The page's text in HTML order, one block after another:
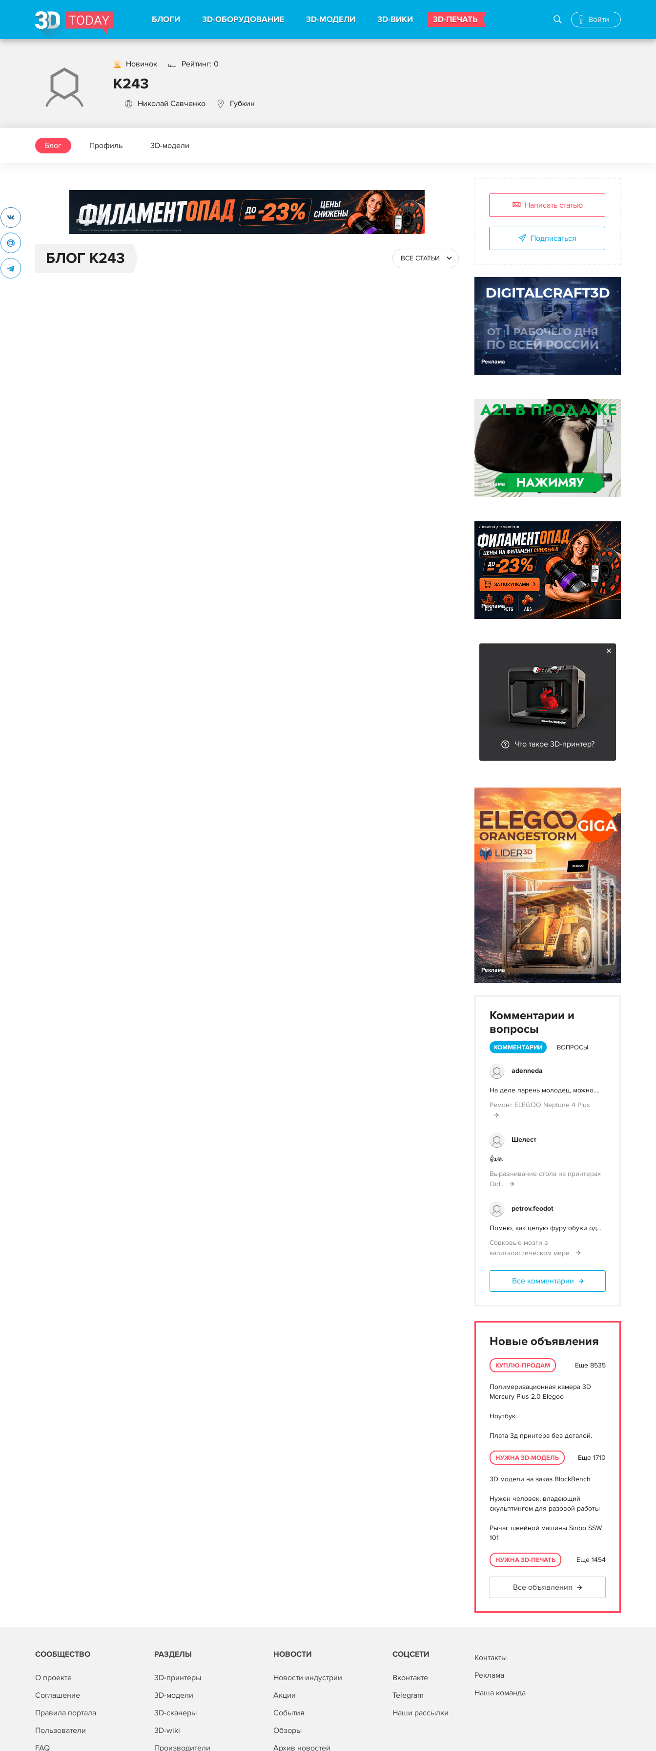
БЛОГИ 3D-ОБОРУДОВАНИЕ 3D-МОДЕЛИ 3D-ВИКИ 3D-ПЕЧАТЬ Войти
Новичок Рейтинг: 0
K243
Николай Савченко Губкин
Блог Профиль 3D-модели
Реклама
БЛОГ K243 ВСЕ СТАТЬИ
Написать статью
Подписаться
Реклама
Реклама
Реклама
Что такое 3D-принтер?
Реклама
Комментарии и
вопросы
КОММЕНТАРИИ ВОПРОСЫ
adenneda
На деле парень молодец, можно....
Ремонт ELEGOO Neptune 4 Plus
Шелест
👍🙏
Выравнивание стола на принтерах
Qidi.
petrov.feodot
Помню, как целую фуру обуви од...
Совковые мозги в
капиталистическом мире
Все комментарии
Новые объявления
КУПЛЮ-ПРОДАМ Еще 8535
Полимеризационная камера 3D
Mercury Plus 2.0 Elegoo
Ноутбук
Плата 3д принтера без деталей.
НУЖНА 3D-МОДЕЛЬ Еще 1710
3D модели на заказ BlockBench
Нужен человек, владеющий
скульптингом для разовой работы
Рычаг швейной машины Sinbo SSW
101
НУЖНА 3D-ПЕЧАТЬ Еще 1454
Все объявления
СООБЩЕСТВО
О проекте
Соглашение
Правила портала
Пользователи
FAQ
РАЗДЕЛЫ
3D-принтеры
3D-модели
3D-сканеры
3D-wiki
Производители
НОВОСТИ
Новости индустрии
Акции
События
Обзоры
Архив новостей
СОЦСЕТИ
Вконтакте
Telegram
Наши рассылки
Контакты
Реклама
Наша команда